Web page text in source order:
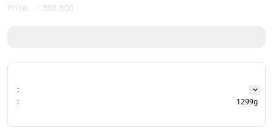
Price    : 388.800
:
:
1299g